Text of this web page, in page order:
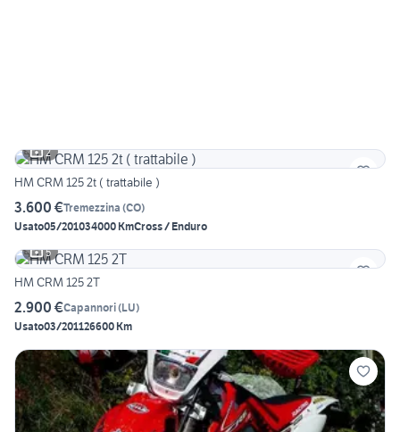
2
HM CRM 125 2t ( trattabile )
3.600 €Tremezzina (CO)
Usato05/201034000 KmCross / Enduro
5
HM CRM 125 2T
2.900 €Capannori(LU)
Usato03/201126600 Km